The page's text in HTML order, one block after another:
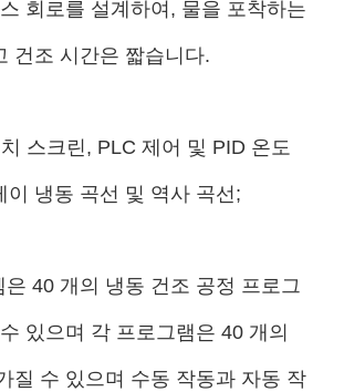
회로를 설계하여, 물을 포착하는
건조 시간은 짧습니다.
스크린, PLC 제어 및 PID 온도
이 냉동 곡선 및 역사 곡선;
40 개의 냉동 건조 공정 프로그
있으며 각 프로그램은 40 개의
질 수 있으며 수동 작동과 자동 작